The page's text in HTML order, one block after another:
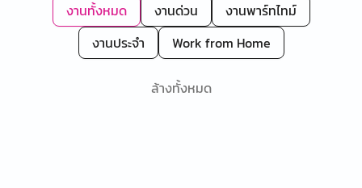
งานทั้งหมด งานด่วน
งานพาร์ทไทม์
งานประจำ
Work from Home
ล้างทั้งหมด